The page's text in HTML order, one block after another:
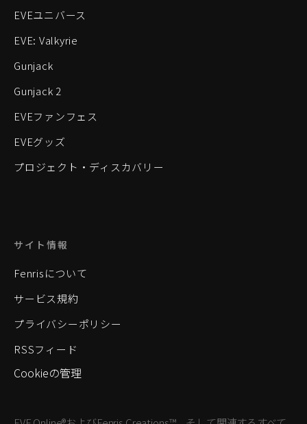
EVEユニバース
EVE: Valkyrie
Gunjack
Gunjack 2
EVEファンフェス
EVEグッズ
プロジェクト・ディスカバリー
サイト情報
Fenrisについて
サービス規約
プライバシーポリシー
RSSフィード
Cookieの管理